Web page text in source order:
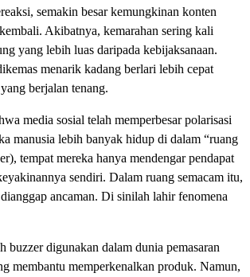
semakin besar kemungkinan konten
Akibatnya, kemarahan sering kali
yang lebih luas daripada kebijaksanaan.
menarik kadang berlari lebih cepat
berjalan tenang.
media sosial telah memperbesar polarisasi
manusia lebih banyak hidup di dalam “ruang
tempat mereka hanya mendengar pendapat
sendiri. Dalam ruang semacam itu,
ancaman. Di sinilah lahir fenomena
buzzer digunakan dalam dunia pemasaran
membantu memperkenalkan produk. Namun,